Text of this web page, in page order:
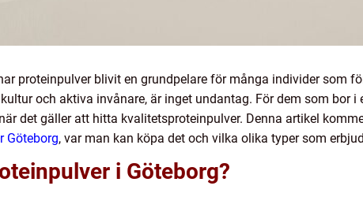
proteinpulver blivit en grundpelare för många individer som
och aktiva invånare, är inget undantag. För dem som bor i
det gäller att hitta kvalitetsproteinpulver. Denna artikel
Göteborg, var man kan köpa det och vilka olika typer som
i Göteborg?